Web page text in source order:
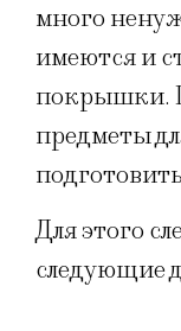
много
имеются и
покрышки.
предметы
Для этого
следующие